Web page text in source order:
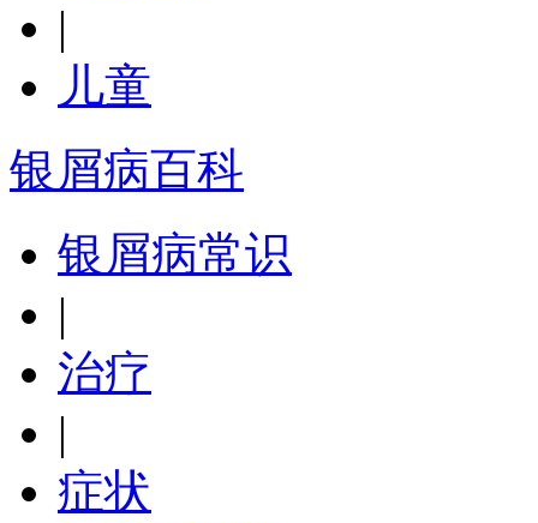
|
儿童
银屑病百科
银屑病常识
|
治疗
|
症状